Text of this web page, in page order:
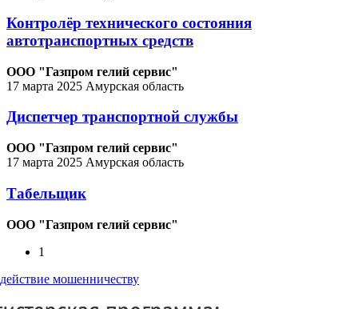
Контролёр технического состояния
автотранспортных средств
ООО "Газпром гелий сервис"
17 марта 2025 Амурская область
Диспетчер транспортной службы
ООО "Газпром гелий сервис"
17 марта 2025 Амурская область
Табельщик
ООО "Газпром гелий сервис"
1
мошенничеству